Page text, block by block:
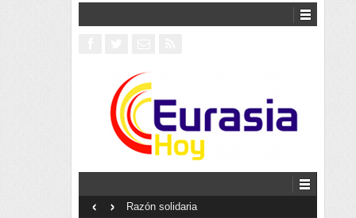
Interventionism estatal
‹ ›